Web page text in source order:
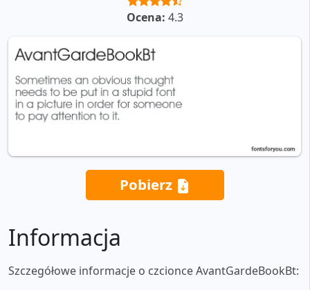
Ocena: 4.3
Pobierz
Informacja
Szczegółowe informacje o czcionce AvantGardeBookBt: